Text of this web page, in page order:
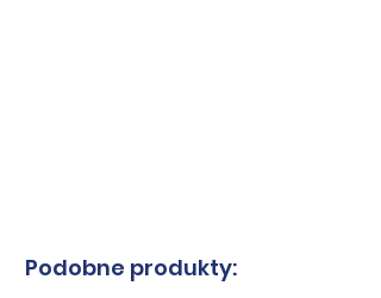
pochodzenia
Południowa
Podobne produkty: